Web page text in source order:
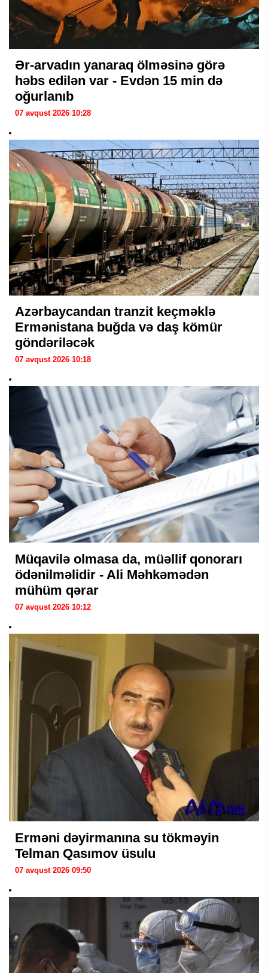
Ər-arvadın yanaraq ölməsinə görə
həbs edilən var - Evdən 15 min də
oğurlanıb
07 avqust 2026 10:28
Azərbaycandan tranzit keçməklə
Ermənistana buğda və daş kömür
göndəriləcək
07 avqust 2026 10:18
Müqavilə olmasa da, müəllif qonorarı
ödənilməlidir - Ali Məhkəmədən
mühüm qərar
07 avqust 2026 10:12
Erməni dəyirmanına su tökməyin
Telman Qasımov üsulu
07 avqust 2026 09:50